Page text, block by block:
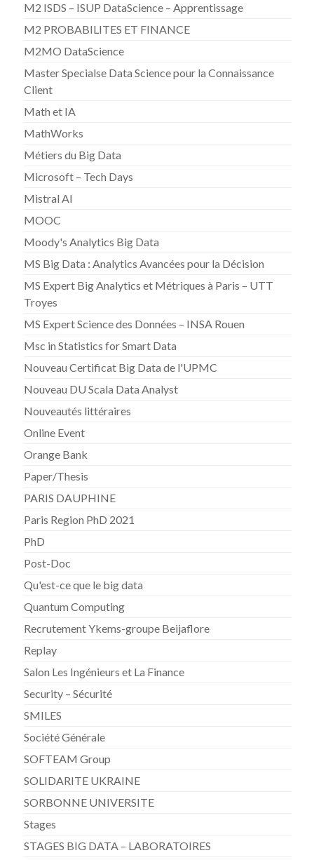
M2 ISDS – ISUP DataScience – Apprentissage
M2 PROBABILITES ET FINANCE
M2MO DataScience
Master Specialse Data Science pour la Connaissance
Client
Math et IA
MathWorks
Métiers du Big Data
Microsoft – Tech Days
Mistral AI
MOOC
Moody's Analytics Big Data
MS Big Data : Analytics Avancées pour la Décision
MS Expert Big Analytics et Métriques à Paris – UTT
Troyes
MS Expert Science des Données – INSA Rouen
Msc in Statistics for Smart Data
Nouveau Certificat Big Data de l'UPMC
Nouveau DU Scala Data Analyst
Nouveautés littéraires
Online Event
Orange Bank
Paper/Thesis
PARIS DAUPHINE
Paris Region PhD 2021
PhD
Post-Doc
Qu'est-ce que le big data
Quantum Computing
Recrutement Ykems-groupe Beijaflore
Replay
Salon Les Ingénieurs et La Finance
Security – Sécurité
SMILES
Société Générale
SOFTEAM Group
SOLIDARITE UKRAINE
SORBONNE UNIVERSITE
Stages
STAGES BIG DATA – LABORATOIRES